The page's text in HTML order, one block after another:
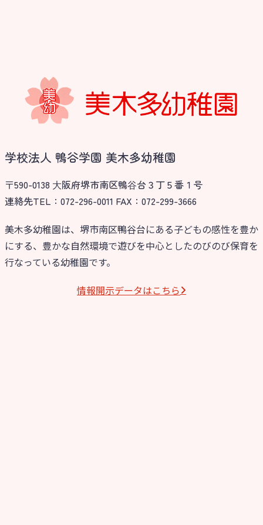
学校法人 鴨谷学園 美木多幼稚園
〒590-0138 ⼤阪府堺市南区鴨⾕台３丁５番１号
連絡先TEL：072-296-0011 FAX：072-299-3666
美木多幼稚園は、堺市南区鴨谷台にある子どもの感性を豊か
にする、豊かな自然環境で遊びを中心としたのびのび保育を
行なっている幼稚園です。
情報開⽰データはこちら